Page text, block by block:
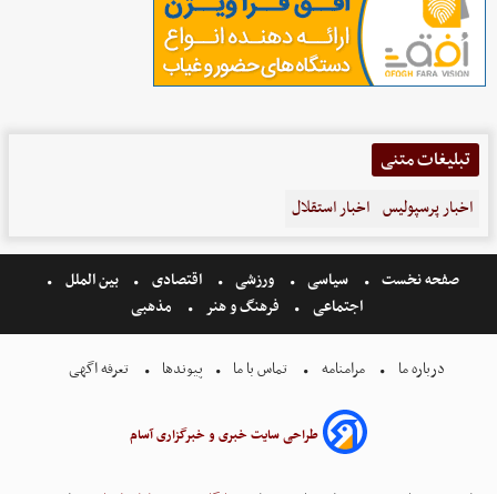
تبلیغات متنی
اخبار پرسپولیس اخبار استقلال
صفحه نخست سیاسی ورزشی اقتصادی
بین الملل
اجتماعی
فرهنگ و هنر مذهبی
درباره ما مرامنامه تماس با ما پیوندها تعرفه اگهی
طراحی سایت خبری و خبرگزاری آسام